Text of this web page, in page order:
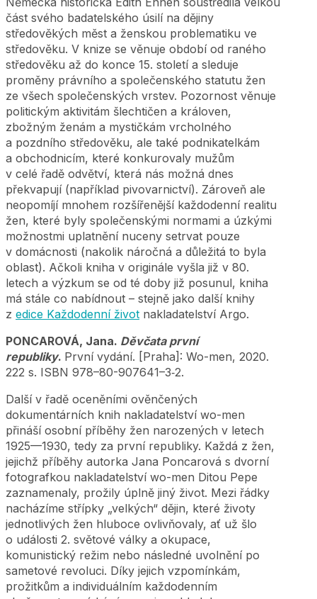
část svého badatelského úsilí na dějiny
středověkých měst a ženskou problematiku ve
středověku. V knize se věnuje období od raného
středověku až do konce 15. století a sleduje
proměny právního a společenského statutu žen
ze všech společenských vrstev. Pozornost věnuje
politickým aktivitám šlechtičen a královen,
zbožným ženám a mystičkám vrcholného
a pozdního středověku, ale také podnikatelkám
a obchodnicím, které konkurovaly mužům
v celé řadě odvětví, která nás možná dnes
překvapují (například pivovarnictví). Zároveň ale
neopomíjí mnohem rozšířenější každodenní realitu
žen, které byly společenskými normami a úzkými
možnostmi uplatnění nuceny setrvat pouze
v domácnosti (nakolik náročná a důležitá to byla
oblast). Ačkoli kniha v originále vyšla již v 80.
letech a výzkum se od té doby již posunul, kniha
má stále co nabídnout – stejně jako další knihy
z edice Každodenní život nakladatelství Argo.
PONCAROVÁ, Jana. Děvčata první
republiky. První vydání. [Praha]: Wo-men, 2020.
222 s. ISBN 978–80-907641–3‑2.
Další v řadě oceněními ověnčených
dokumentárních knih nakladatelství wo-men
přináší osobní příběhy žen narozených v letech
1925—1930, tedy za první republiky. Každá z žen,
jejichž příběhy autorka Jana Poncarová s dvorní
fotografkou nakladatelství wo-men Ditou Pepe
zaznamenaly, prožily úplně jiný život. Mezi řádky
nacházíme střípky „velkých“ dějin, které životy
jednotlivých žen hluboce ovlivňovaly, ať už šlo
o události 2. světové války a okupace,
komunistický režim nebo následné uvolnění po
sametové revoluci. Díky jejich vzpomínkám,
prožitkům a individuálním každodenním